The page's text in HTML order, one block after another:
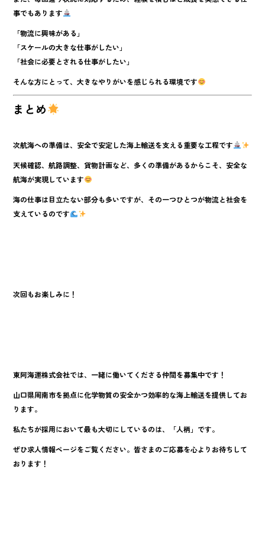
事でもあります
「物流に興味がある」
「スケールの大きな仕事がしたい」
「社会に必要とされる仕事がしたい」
そんな方にとって、大きなやりがいを感じられる環境です
まとめ
次航海への準備は、安全で安定した海上輸送を支える重要な工程です
天候確認、航路調整、貨物計画など、多くの準備があるからこそ、安全な
航海が実現しています
海の仕事は目立たない部分も多いですが、その一つひとつが物流と社会を
支えているのです
次回もお楽しみに！
東阿海運株式会社では、一緒に働いてくださる仲間を募集中です！
山口県周南市を拠点に化学物質の安全かつ効率的な海上輸送を提供してお
ります。
私たちが採用において最も大切にしているのは、「人柄」です。
ぜひ求人情報ページをご覧ください。皆さまのご応募を心よりお待ちして
おります！